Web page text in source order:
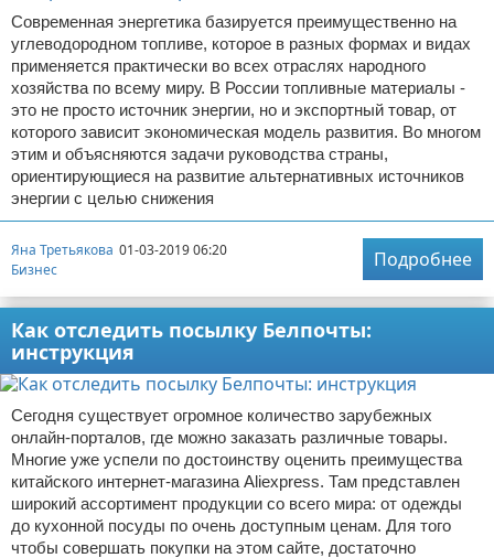
Современная энергетика базируется преимущественно на
углеводородном топливе, которое в разных формах и видах
применяется практически во всех отраслях народного
хозяйства по всему миру. В России топливные материалы -
это не просто источник энергии, но и экспортный товар, от
которого зависит экономическая модель развития. Во многом
этим и объясняются задачи руководства страны,
ориентирующиеся на развитие альтернативных источников
энергии с целью снижения
Яна Третьякова 01-03-2019 06:20
Бизнес
Подробнее
Как отследить посылку Белпочты:
инструкция
Сегодня существует огромное количество зарубежных
онлайн-порталов, где можно заказать различные товары.
Многие уже успели по достоинству оценить преимущества
китайского интернет-магазина Aliexpress. Там представлен
широкий ассортимент продукции со всего мира: от одежды
до кухонной посуды по очень доступным ценам. Для того
чтобы совершать покупки на этом сайте, достаточно